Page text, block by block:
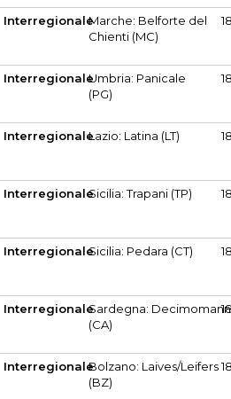
InterregionaleMarche: Belforte del
Chienti (MC)
InterregionaleUmbria: Panicale
(PG)
InterregionaleLazio: Latina (LT)
InterregionaleSicilia: Trapani (TP)
InterregionaleSicilia: Pedara (CT)
InterregionaleSardegna:
(CA)
InterregionaleBolzano: Laives/Leifers
(BZ)